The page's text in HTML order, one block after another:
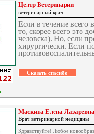
Центр Ветеринарии
ветеринарный врач
Если в течение всего
то, скорее всего это
человека). Но, если
хирургически. Если
Маскина Елена Лазаревна
Врач ветеринарной медицины
Здравствуйте! Любое